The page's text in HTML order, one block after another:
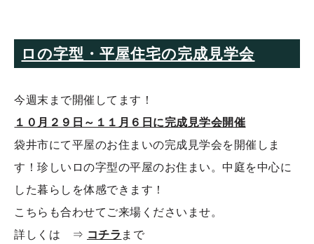
ロの字型・平屋住宅の完成見学会
今週末まで開催してます！
１０月２９日～１１月６日に完成見学会開催
袋井市にて平屋のお住まいの完成見学会を開催しま
す！珍しいロの字型の平屋のお住まい。中庭を中心に
した暮らしを体感できます！
こちらも合わせてご来場くださいませ。
詳しくは ⇒ コチラ まで